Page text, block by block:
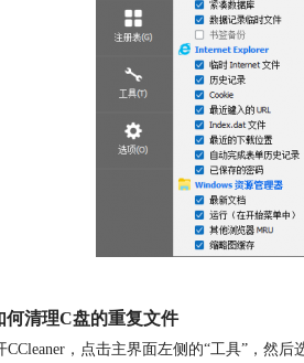
何清理C盘的重复文件
CCleaner，点击主界面左侧的“工具”，然后